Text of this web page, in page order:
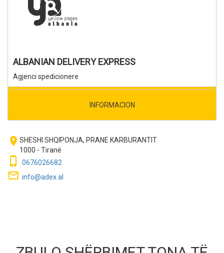
ALBANIAN DELIVERY EXPRESS
Agjenci spedicionere
INFORMACION
room SHESHI SHQIPONJA, PRANE KARBURANTIT
1000 - Tiranë
phone_iphone 0676026682
mail_outline info@adex.al